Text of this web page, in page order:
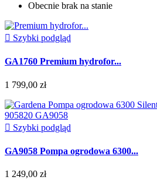
Obecnie brak na stanie
 Szybki podgląd
GA1760 Premium hydrofor...
1 799,00 zł
 Szybki podgląd
GA9058 Pompa ogrodowa 6300...
1 249,00 zł